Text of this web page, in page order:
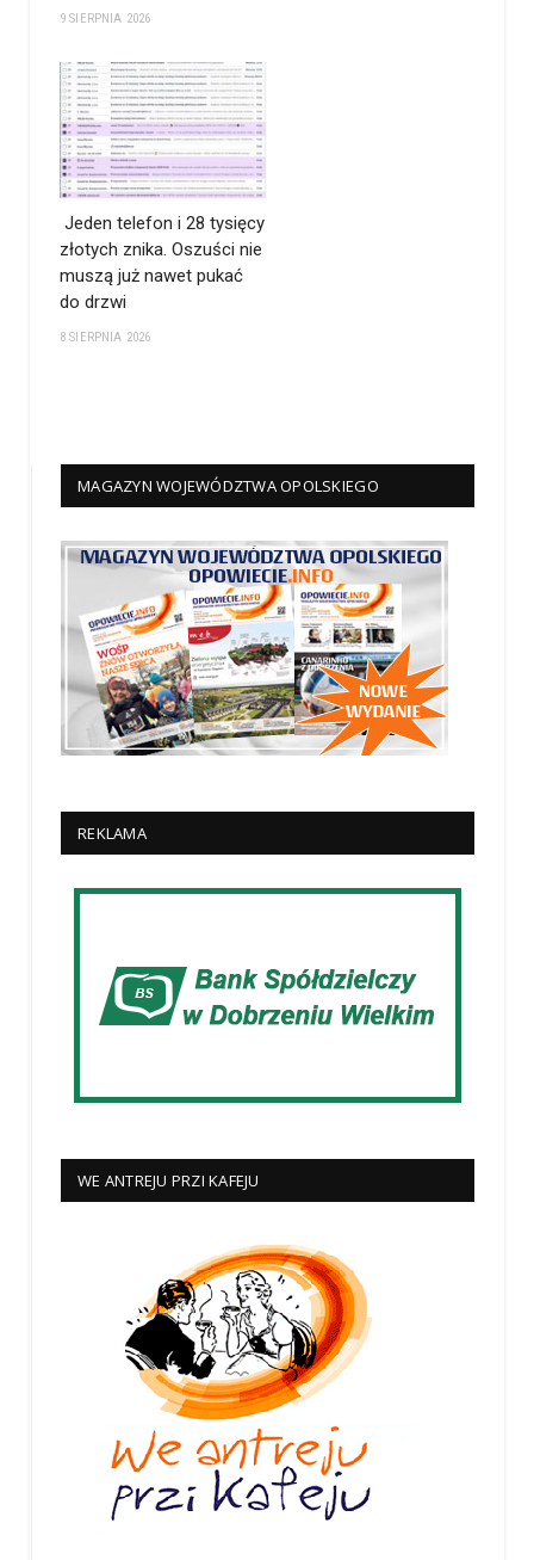
9 SIERPNIA 2026
Jeden telefon i 28 tysięcy
złotych znika. Oszuści nie
muszą już nawet pukać
do drzwi
8 SIERPNIA 2026
MAGAZYN WOJEWÓDZTWA OPOLSKIEGO
REKLAMA
WE ANTREJU PRZI KAFEJU